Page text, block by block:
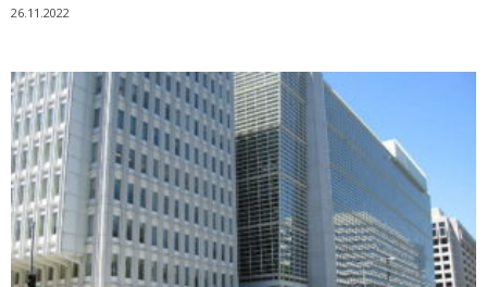
26.11.2022